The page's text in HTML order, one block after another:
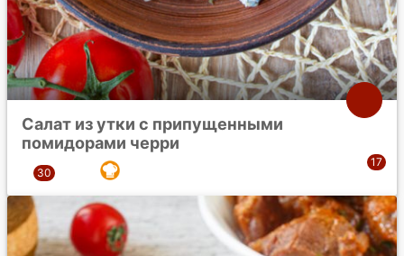
Салат из утки с припущенными
помидорами черри